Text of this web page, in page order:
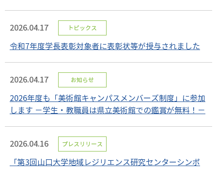
2026.04.17 トピックス
令和7年度学長表彰対象者に表彰状等が授与されました
2026.04.17 お知らせ
2026年度も「美術館キャンパスメンバーズ制度」に参加
します －学生・教職員は県立美術館での鑑賞が無料！－
2026.04.16 プレスリリース
「第3回山口大学地域レジリエンス研究センターシンポ